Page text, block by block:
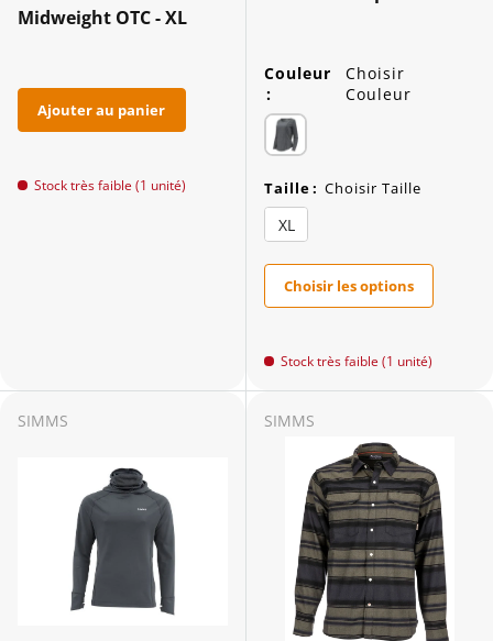
Midweight OTC - XL
Ajouter au panier
Stock très faible (1 unité)
Couleur
:
Choisir
Couleur
Taille: Choisir Taille
XL
Choisir les options
Stock très faible (1 unité)
SIMMS SIMMS